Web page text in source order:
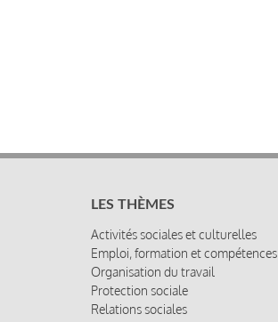
LES THÈMES
Activités sociales et culturelles
Emploi, formation et compétences
Organisation du travail
Protection sociale
Relations sociales